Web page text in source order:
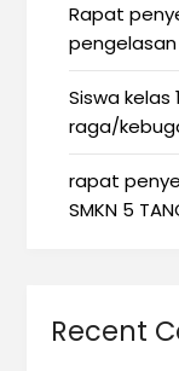
Rapat
Siswa
raga/
rapat
SMKN 5
Recent